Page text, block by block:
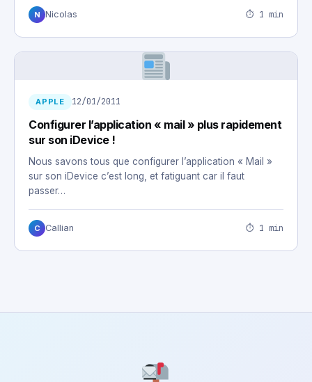
N Nicolas ⏱ 1 min
APPLE 12/01/2011
Configurer l’application « mail » plus rapidement
sur son iDevice !
Nous savons tous que configurer l’application « Mail »
sur son iDevice c’est long, et fatiguant car il faut
passer…
C Callian ⏱ 1 min